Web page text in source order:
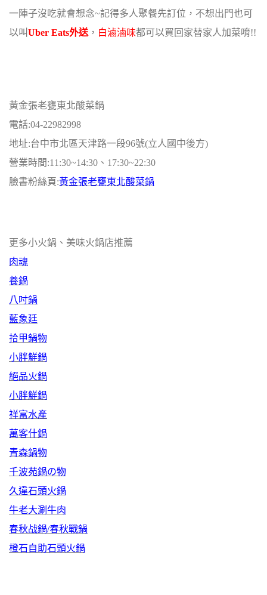
一陣子沒吃就會想念~記得多人聚餐先訂位，不想出門也可
以叫Uber Eats外送 ， 白滷滷味都可以買回家替家人加菜唷!!
黃金張老甕東北酸菜鍋
電話:04-22982998
地址:台中市北區天津路一段96號(立人國中後方)
營業時間:11:30~14:30、17:30~22:30
臉書粉絲頁:黃金張老甕東北酸菜鍋
更多小火鍋、美味火鍋店推薦
肉魂
養鍋
八吋鍋
藍象廷
拾甲鍋物
小胖鮮鍋
絕品火鍋
小胖鮮鍋
祥富水產
萬客什鍋
青森鍋物
千波苑鍋の物
久違石頭火鍋
牛老大涮牛肉
春秋战鍋/春秋戰鍋
橙石自助石頭火鍋